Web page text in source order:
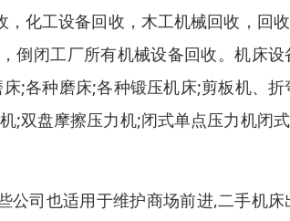
化工设备回收，木工机械回收，回
倒闭工厂所有机械设备回收。机床设
;各种磨床;各种锻压机床;剪板机、折
;双盘摩擦压力机;闭式单点压力机闭
公司也适用于维护商场前进,二手机床